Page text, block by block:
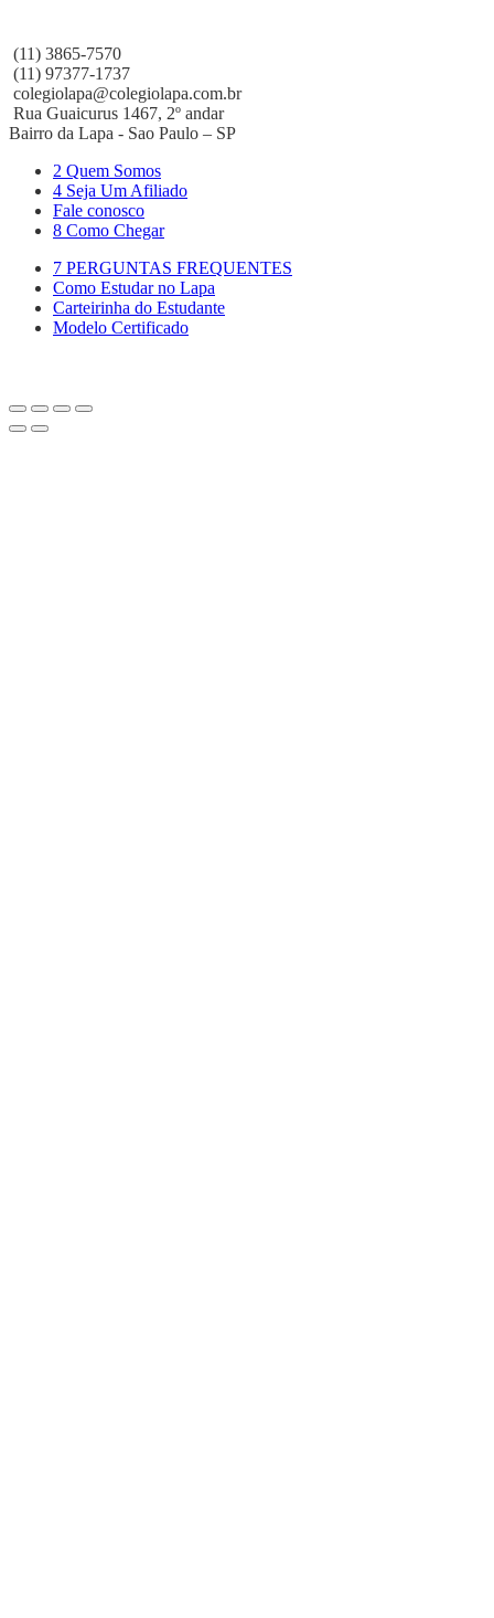
(11) 3865-7570
(11) 97377-1737
colegiolapa@colegiolapa.com.br
Rua Guaicurus 1467, 2º andar
Bairro da Lapa - Sao Paulo – SP
2 Quem Somos
4 Seja Um Afiliado
Fale conosco
8 Como Chegar
7 PERGUNTAS FREQUENTES
Como Estudar no Lapa
Carteirinha do Estudante
Modelo Certificado